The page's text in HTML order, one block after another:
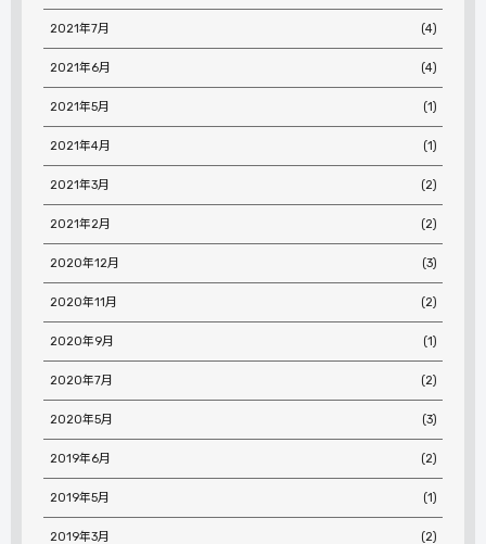
2021年7月 (4)
2021年6月 (4)
2021年5月 (1)
2021年4月 (1)
2021年3月 (2)
2021年2月 (2)
2020年12月 (3)
2020年11月 (2)
2020年9月 (1)
2020年7月 (2)
2020年5月 (3)
2019年6月 (2)
2019年5月 (1)
2019年3月 (2)